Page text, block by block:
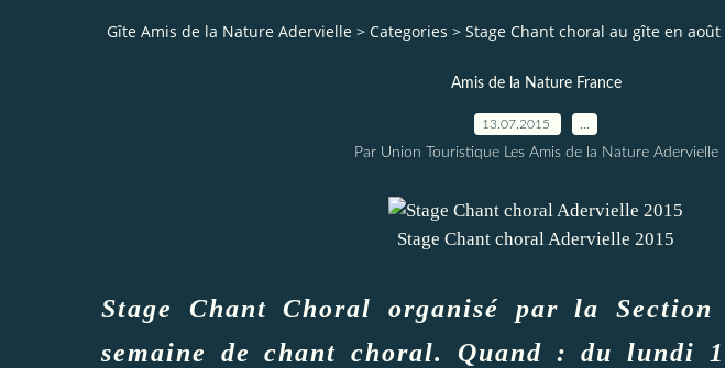
Gîte Amis de la Nature Adervielle > Categories > Stage Chant choral au gîte en août
Amis de la Nature France
13.07.2015
Par Union Touristique Les Amis de la Nature Adervielle
Stage Chant choral Adervielle 2015
Stage Chant Choral organisé par la Section
semaine de chant choral. Quand : du lundi